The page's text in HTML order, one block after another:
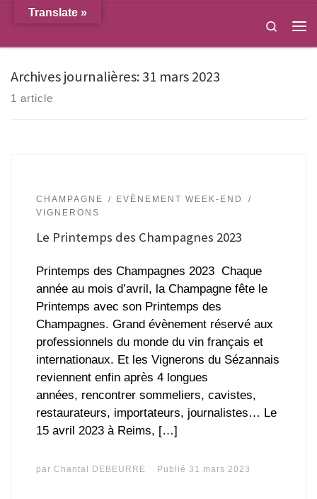
Passer au contenu
Search
Archives journalières:31 mars 2023
1 article
CHAMPAGNE
EVÈNEMENT WEEK-END
VIGNERONS
Le Printemps des Champagnes 2023
Printemps des Champagnes 2023 Chaque
année au mois d’avril, la Champagne fête le
Printemps avec son Printemps des
Champagnes. Grand évènement réservé aux
professionnels du monde du vin français et
internationaux. Et les Vignerons du Sézannais
reviennent enfin après 4 longues
années, rencontrer sommeliers, cavistes,
restaurateurs, importateurs, journalistes… Le
15 avril 2023 à Reims, […]
parChantal DEBEURRE Publié31 mars 2023
Translate »